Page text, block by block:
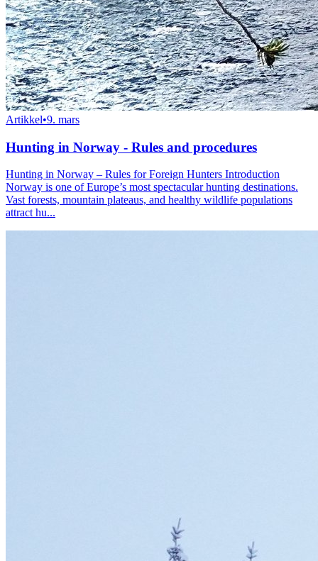
Artikkel•9. mars
Hunting in Norway - Rules and procedures
Hunting in Norway – Rules for Foreign Hunters Introduction
Norway is one of Europe’s most spectacular hunting destinations.
Vast forests, mountain plateaus, and healthy wildlife populations
attract hu...